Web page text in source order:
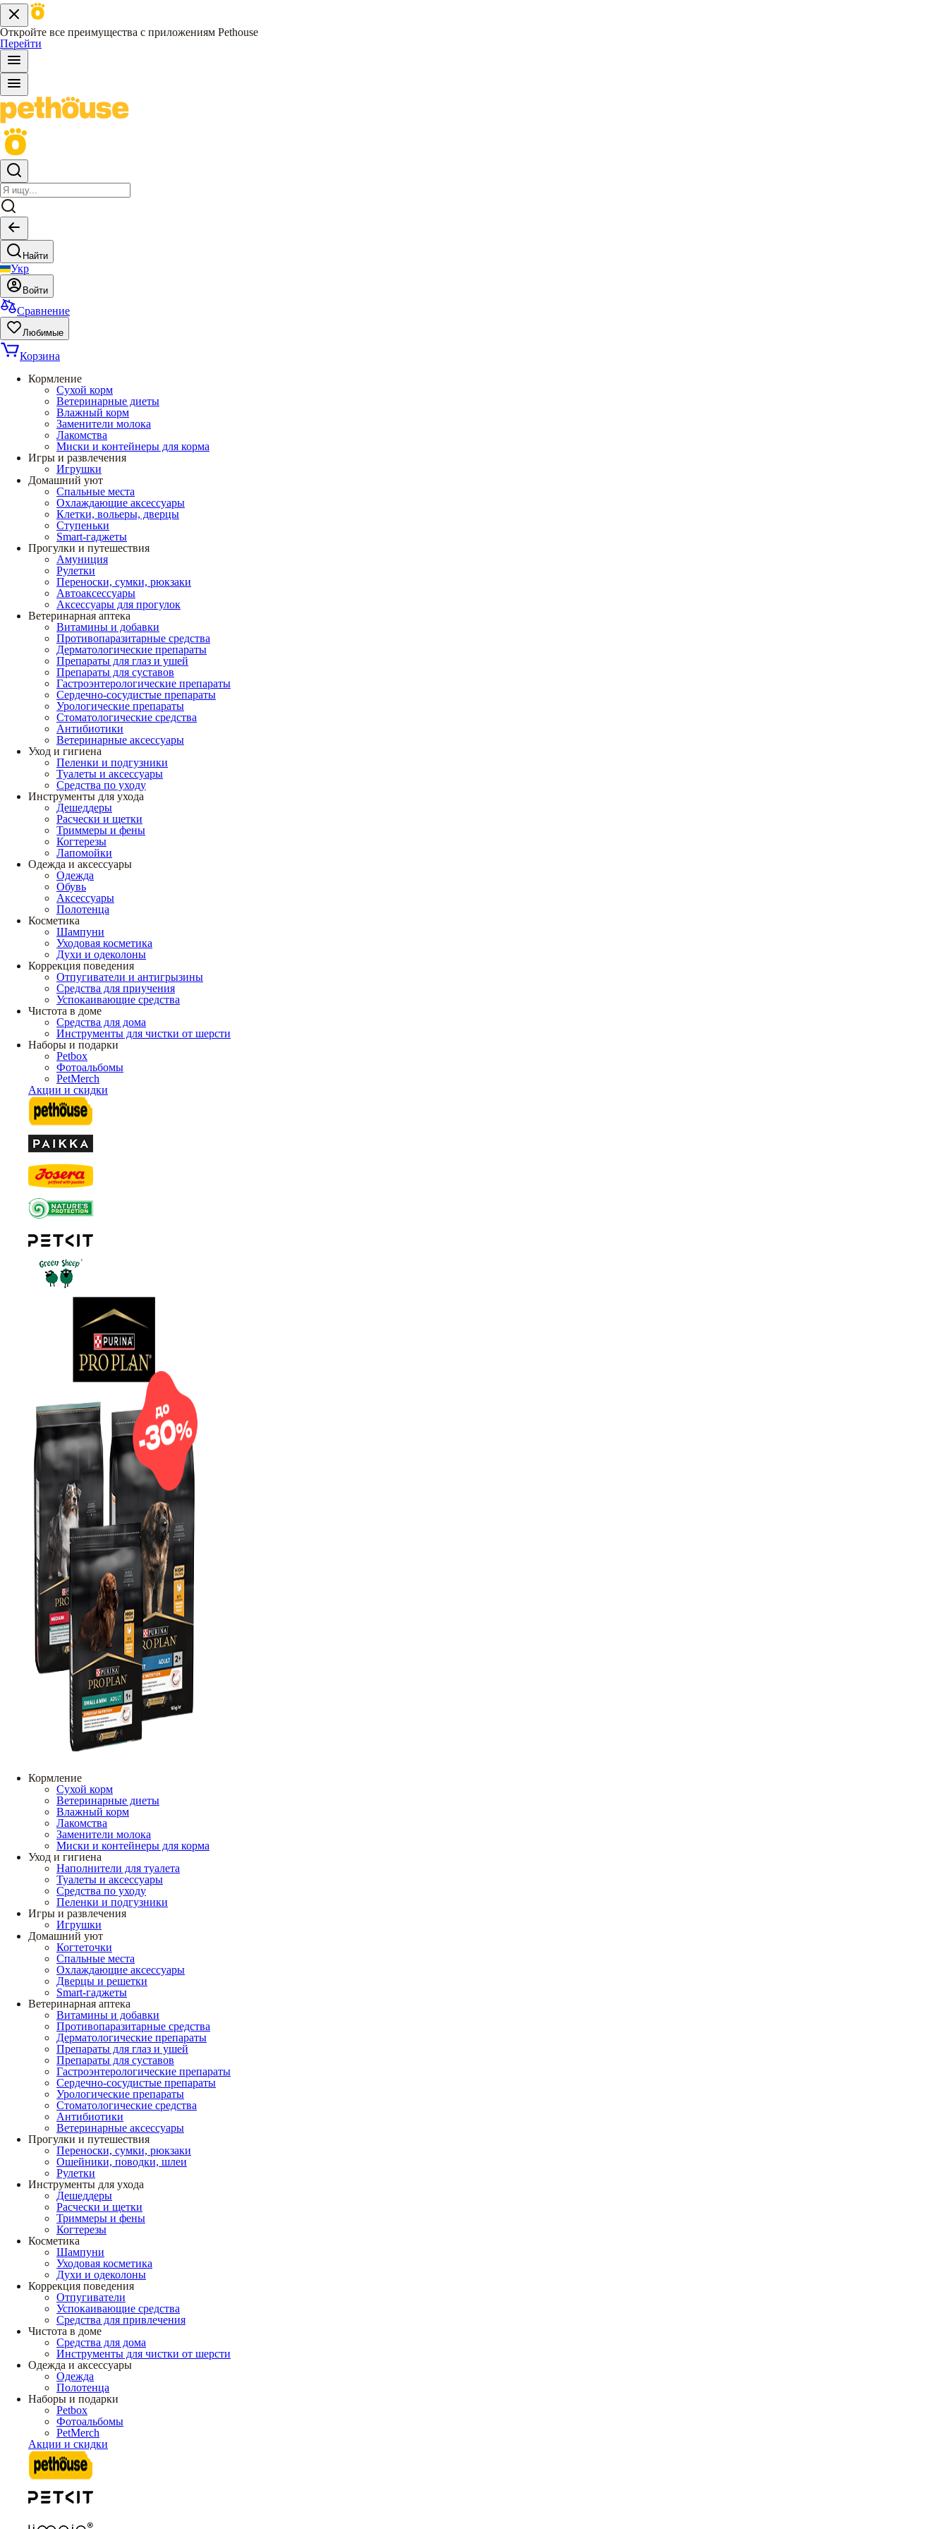
Откройте все преимущества с приложениям Pethouse
Перейти
Найти
Укр
Войти
Сравнение
Любимые
Корзина
Кормление
Сухой корм
Ветеринарные диеты
Влажный корм
Заменители молока
Лакомства
Миски и контейнеры для корма
Игры и развлечения
Игрушки
Домашний уют
Спальные места
Охлаждающие аксессуары
Клетки, вольеры, дверцы
Ступеньки
Smart-гаджеты
Прогулки и путешествия
Амуниция
Рулетки
Переноски, сумки, рюкзаки
Автоаксессуары
Аксессуары для прогулок
Ветеринарная аптека
Витамины и добавки
Противопаразитарные средства
Дерматологические препараты
Препараты для глаз и ушей
Препараты для суставов
Гастроэнтерологические препараты
Сердечно-сосудистые препараты
Урологические препараты
Стоматологические средства
Антибиотики
Ветеринарные аксессуары
Уход и гигиена
Пеленки и подгузники
Туалеты и аксессуары
Средства по уходу
Инструменты для ухода
Дешеддеры
Расчески и щетки
Триммеры и фены
Когтерезы
Лапомойки
Одежда и аксессуары
Одежда
Обувь
Аксессуары
Полотенца
Косметика
Шампуни
Уходовая косметика
Духи и одеколоны
Коррекция поведения
Отпугиватели и антигрызины
Средства для приучения
Успокаивающие средства
Чистота в доме
Средства для дома
Инструменты для чистки от шерсти
Наборы и подарки
Petbox
Фотоальбомы
PetMerch
Акции и скидки
Кормление
Сухой корм
Ветеринарные диеты
Влажный корм
Лакомства
Заменители молока
Миски и контейнеры для корма
Уход и гигиена
Наполнители для туалета
Туалеты и аксессуары
Средства по уходу
Пеленки и подгузники
Игры и развлечения
Игрушки
Домашний уют
Когтеточки
Спальные места
Охлаждающие аксессуары
Дверцы и решетки
Smart-гаджеты
Ветеринарная аптека
Витамины и добавки
Противопаразитарные средства
Дерматологические препараты
Препараты для глаз и ушей
Препараты для суставов
Гастроэнтерологические препараты
Сердечно-сосудистые препараты
Урологические препараты
Стоматологические средства
Антибиотики
Ветеринарные аксессуары
Прогулки и путешествия
Переноски, сумки, рюкзаки
Ошейники, поводки, шлеи
Рулетки
Инструменты для ухода
Дешеддеры
Расчески и щетки
Триммеры и фены
Когтерезы
Косметика
Шампуни
Уходовая косметика
Духи и одеколоны
Коррекция поведения
Отпугиватели
Успокаивающие средства
Средства для привлечения
Чистота в доме
Средства для дома
Инструменты для чистки от шерсти
Одежда и аксессуары
Одежда
Полотенца
Наборы и подарки
Petbox
Фотоальбомы
PetMerch
Акции и скидки